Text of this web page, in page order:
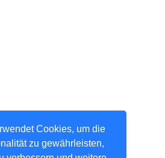
Cookies, um die
zu gewährleisten,